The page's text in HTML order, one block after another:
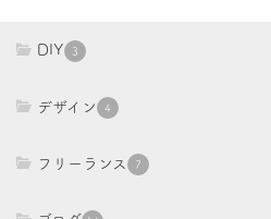
DIY 3
デザイン 4
フリーランス 7